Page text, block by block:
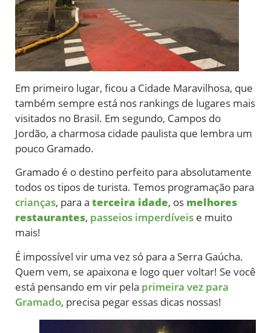
Em primeiro lugar, ficou a Cidade Maravilhosa, que
também sempre está nos rankings de lugares mais
visitados no Brasil. Em segundo, Campos do
Jordão, a charmosa cidade paulista que lembra um
pouco Gramado.
Gramado é o destino perfeito para absolutamente
todos os tipos de turista. Temos programação para
crianças, para a terceira idade, os melhores
restaurantes, passeios imperdíveis e muito
mais!
É impossível vir uma vez só para a Serra Gaúcha.
Quem vem, se apaixona e logo quer voltar! Se você
está pensando em vir pela primeira vez para
Gramado, precisa pegar essas dicas nossas!